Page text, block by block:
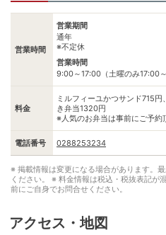
営業時間
営業期間
通年
※不定休
営業時間
9:00～17:00（土曜のみ17:00
料金
ミルフィーユかつサンド715
き弁当1320円
※人気のお弁当は事前にご予約
電話番号 0288253234
※ 掲載情報は変更になる場合があります。
ください。
※ 料金情報は税込・税抜表記が
前にご自身でお問合せください。
アクセス・地図